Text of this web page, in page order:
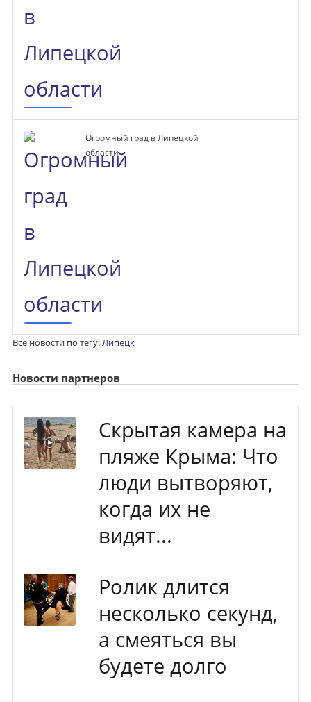
Огромный град в Липецкой
области
Все новости по тегу:Липецк
Новости партнеров
Скрытая камера на
пляже Крыма: Что
люди вытворяют,
когда их не
видят...
Ролик длится
несколько секунд,
а смеяться вы
будете долго